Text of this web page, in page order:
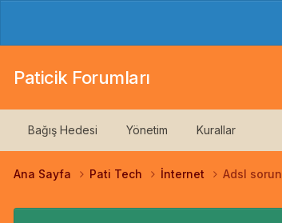
Paticik Forumları
Bağış Hedesi Yönetim Kurallar
Ana Sayfa Pati Tech İnternet Adsl sorun